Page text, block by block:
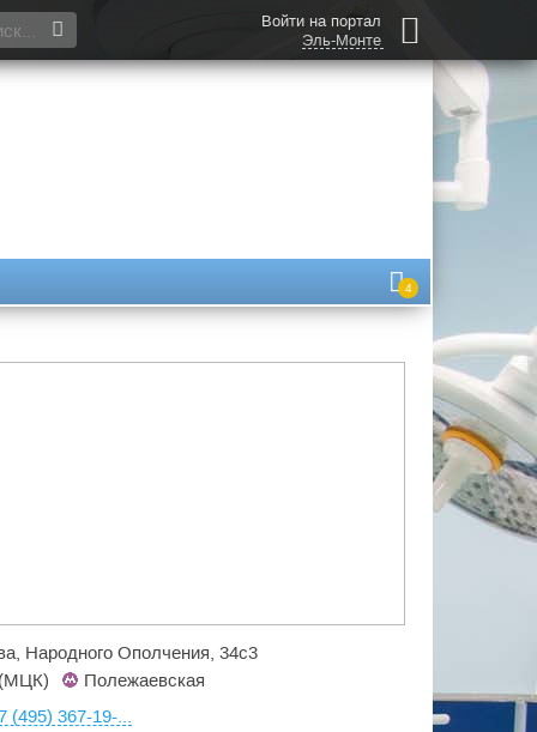
Войти на портал
Эль-Монте
4
Народного Ополчения, 34с3
Полежаевская
(495) 367-19-...